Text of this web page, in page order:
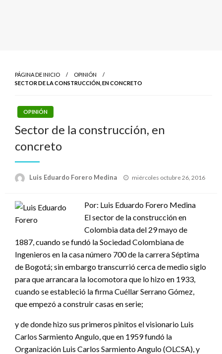
PÁGINA DE INICIO
OPINIÓN
SECTOR DE LA CONSTRUCCIÓN, EN CONCRETO
OPINIÓN
Sector de la construcción, en
concreto
Luis Eduardo Forero Medina
Publicado
miércoles octubre 26, 2016
Por: Luis Eduardo Forero Medina
El sector de la construcción en
Colombia data del 29 mayo de
1887, cuando se fundó la Sociedad Colombiana de
Ingenieros en la casa número 700 de la carrera Séptima
de Bogotá; sin embargo transcurrió cerca de medio siglo
para que arrancara la locomotora que lo hizo en 1933,
cuando se estableció la firma Cuéllar Serrano Gómez,
que empezó a construir casas en serie;
y de donde hizo sus primeros pinitos el visionario Luis
Carlos Sarmiento Angulo, que en 1959 fundó la
Organización Luis Carlos Sarmiento Angulo (OLCSA), y